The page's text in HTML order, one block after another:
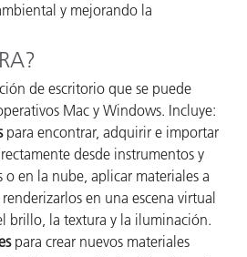
y mejorando la
de escritorio que se puede
Mac y Windows. Incluye:
para encontrar, adquirir e importar
desde instrumentos y
o en la nube, aplicar materiales a
en una escena virtual
brillo, la textura y la iluminación.
para crear nuevos materiales